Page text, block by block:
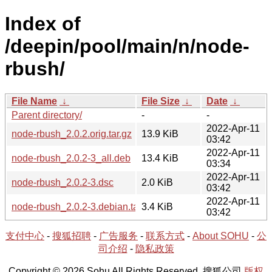
Index of
/deepin/pool/main/n/node-
rbush/
File Name ↓ File Size ↓ Date ↓
Parent directory/
-
-
node-rbush_2.0.2.orig.tar.gz
13.9 KiB
2022-Apr-11
03:42
node-rbush_2.0.2-3_all.deb
13.4 KiB
2022-Apr-11
03:34
node-rbush_2.0.2-3.dsc
2.0 KiB
2022-Apr-11
03:42
node-rbush_2.0.2-3.debian.tar.xz3.4 KiB
2022-Apr-11
03:42
支付中心 - 搜狐招聘 - 广告服务 - 联系方式 - About SOHU - 公
司介绍 - 隐私政策